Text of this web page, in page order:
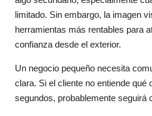
limitado. Sin embargo, la imagen
herramientas más rentables para
confianza desde el exterior.
Un negocio pequeño necesita
clara. Si el cliente no entiende qué
segundos, probablemente seguirá